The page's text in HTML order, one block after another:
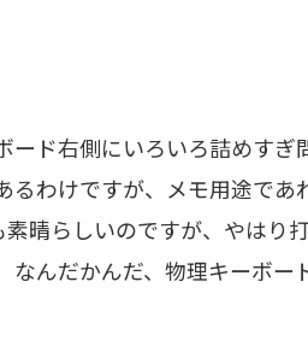
ード右側にいろいろ詰めすぎ
るわけですが、メモ用途であ
晴らしいのですが、やはり
なんだかんだ、物理キーボー